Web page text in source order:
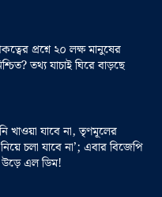
প্রশ্নে ২০ লক্ষ মানুষের
তথ্য যাচাই ঘিরে বাড়ছে
খাওয়া যাবে না, তৃণমূলের
চলা যাবে না’; এবার বিজেপি
উড়ে এল ডিম!